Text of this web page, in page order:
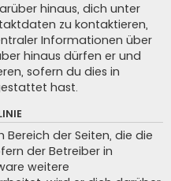
hinaus, dich unter
zu kontaktieren,
Informationen über
hinaus dürfen er und
sofern du dies in
hast.
Bereich der Seiten, die die
der Betreiber in
weitere